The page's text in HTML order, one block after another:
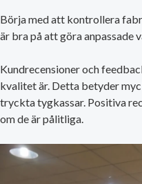
Börja med att kontrollera
är bra på att göra anpassade
Kundrecensioner och
kvalitet är. Detta betyder
tryckta tygkassar. Positiva
om de är pålitliga.